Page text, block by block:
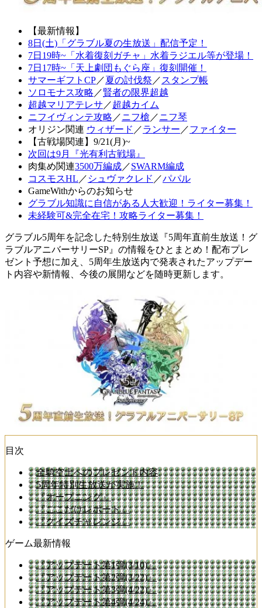
【最新情報】
8日(土)「グラブル夏の生放送」配信予定！
7日19時~「水着復刻ガチャ」水着ラジエル等が登場！
7日17時~「天上劇団もぐら座」復刻開催！
サマーギフトCP／夏の討伐祭 ／ スタンプ帳
ソロモナス攻略 ／賢者の限界超越
超越マリアテレサ ／超越カイム
ニフイヴィンテ攻略 ／ニフ槍 ／ニフ琴
オリジン関連 ウィザード ／ランサー ／ファイター
【古戦場関連】9/21(月)~
次回は9月『光有利古戦場』
肉集め関連3500万編成／SWARM編成
コスモスHL ／ シュヴァクレド ／パパル
GameWithからのお知らせ
グラブル知識に自信がある人大歓迎！ライター募集！
未経験可&完全在宅！攻略ライター募集！
グラブル5周年を記念した特別生放送『5周年直前生放送！グ
ラブルアニバーサリーSP』の情報をひとまとめ！配布プレ
ゼント予想に加え、5周年生放送内で発表されたアップデー
ト内容や新情報、今後の展開などを随時更新します。
目次
全騎空士へのプレゼント内容
5周年特別生放送が実施！
『オープニング』
『ここだけレポート』
『クイズチャレンジ』
ゲーム最新情報
『アップデート第1弾(3/10)』
『アップデート第2弾(3/22)』
『アップデート第3弾(4/22)』
『アップデート第4弾(4/24)』